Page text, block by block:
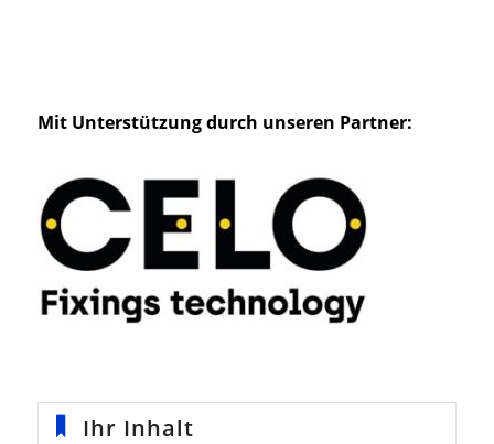
Mit Unterstützung durch unseren Partner:
Ihr Inhalt